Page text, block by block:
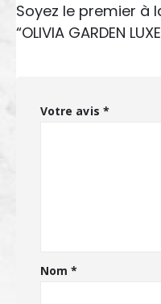
Soyez le premier à
“OLIVIA GARDEN
Votre avis *
Nom*